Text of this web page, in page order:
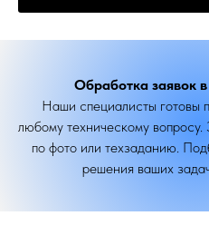
Обработка заявок
Наши специалисты готовы
любому техническому
по фото или техзаданию.
решения ваших